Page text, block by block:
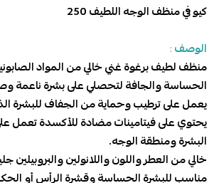
كيو في منظف الوجه اللطيف 250
الوصف:
منظف لطيف برغوة غني خالي من المواد
الحساسة والجافة لتحصلي على بشرة ناعمة
يعمل على ترطيب وحماية من الجفاف للبشرة
يحتوي على فيتامينات مضادة للأكسدة تعمل
البشرة ومنطقة الوجه.
خالي من العطر واللون واللانولين والبروبيلين
مناسب للبشرة الحساسة وقشرة الرأس أو